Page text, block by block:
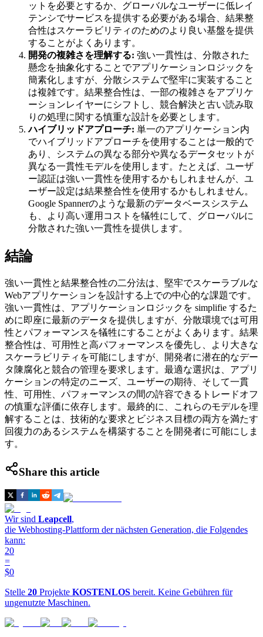
ットを必要とするか、グローバルなユーザーに低レイ
テンシでサービスを提供する必要がある場合、結果整
合性はスケーラビリティのためのより良い基盤を提供
することがよくあります。
開発の複雑さを理解する: 強い一貫性は、分散された
懸念を抽象化することでアプリケーションロジックを
簡素化しますが、分散システムで堅牢に実装すること
は複雑です。結果整合性は、一部の複雑さをアプリケ
ーションレイヤーにシフトし、競合解決と古い読み取
りの処理に関する慎重な設計を必要とします。
ハイブリッドアプローチ: 単一のアプリケーション内
でハイブリッドアプローチを使用することは一般的で
あり、システムの異なる部分や異なるデータセットが
異なる一貫性モデルを使用します。たとえば、ユーザ
ー認証は強い一貫性を使用するかもしれませんが、ユ
ーザー設定は結果整合性を使用するかもしれません。
Google Spannerのような最新のデータベースシステム
も、より高い運用コストを犠牲にして、グローバルに
分散された強い一貫性を提供します。
結論
強い一貫性と結果整合性の二分法は、堅牢でスケーラブルな
Webアプリケーションを設計する上での中心的な課題です。
強い一貫性は、アプリケーションロジックを simplifie するた
めに即座に最新のデータを提供しますが、分散環境では可用
性とパフォーマンスを犠牲にすることがよくあります。結果
整合性は、可用性と高パフォーマンスを優先し、より大きな
スケーラビリティを可能にしますが、開発者に潜在的なデー
タ陳腐化と競合の管理を要求します。最適な選択は、アプリ
ケーションの特定のニーズ、ユーザーの期待、そして一貫
性、可用性、パフォーマンスの間の許容できるトレードオフ
の慎重な評価に依存します。最終的に、これらのモデルを理
解することは、技術的な要求とビジネス目標の両方を満たす
回復力のあるシステムを構築することを開発者に可能にしま
す。
Share this article
Wir sind Leapcell,
die Webhosting-Plattform der nächsten Generation, die Folgendes
kann:
20
=
$0
Stelle 20 Projekte KOSTENLOS bereit. Keine Gebühren für
ungenutzte Maschinen.